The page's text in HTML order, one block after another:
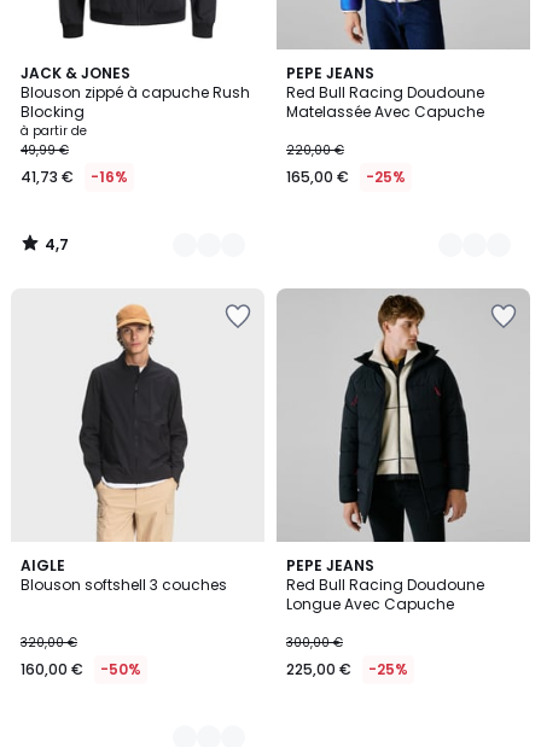
JACK & JONES
Blouson zippé à capuche Rush
Blocking
à partir de
49,99 €
41,73 € -16%
4,7
/ 5
6
Couleurs
4,7
/
PEPE JEANS
Red Bull Racing Doudoune
Matelassée Avec Capuche
220,00 €
165,00 € -25%
2
Couleurs
AIGLE
Blouson softshell 3 couches
320,00 €
160,00 € -50%
2
Couleurs
PEPE JEANS
Red Bull Racing Doudoune
Longue Avec Capuche
300,00 €
225,00 € -25%